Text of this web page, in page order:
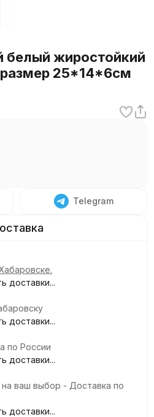
жиростойкий
25*14*6см
Telegram
доставки...
доставки...
по России
доставки...
ваш выбор - Доставка по
доставки...